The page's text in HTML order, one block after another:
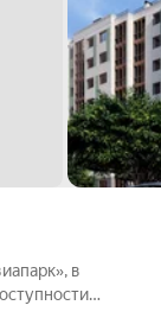
в